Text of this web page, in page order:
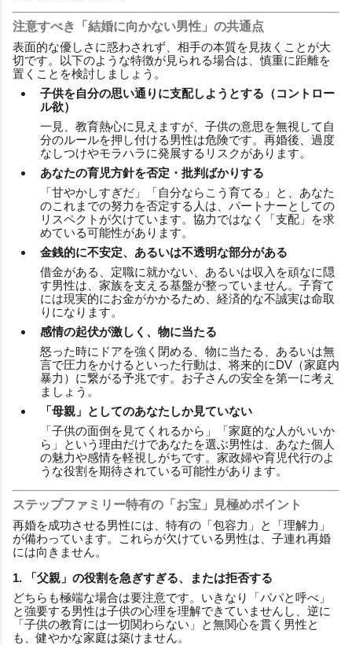
注意すべき「結婚に向かない男性」の共通点
表面的な優しさに惑わされず、相手の本質を見抜くことが大
切です。以下のような特徴が見られる場合は、慎重に距離を
置くことを検討しましょう。
子供を自分の思い通りに支配しようとする（コントロー
ル欲）
一見、教育熱心に見えますが、子供の意思を無視して自
分のルールを押し付ける男性は危険です。再婚後、過度
なしつけやモラハラに発展するリスクがあります。
あなたの育児方針を否定・批判ばかりする
「甘やかしすぎだ」「自分ならこう育てる」と、あなた
のこれまでの努力を否定する人は、パートナーとしての
リスペクトが欠けています。協力ではなく「支配」を求
めている可能性があります。
金銭的に不安定、あるいは不透明な部分がある
借金がある、定職に就かない、あるいは収入を頑なに隠
す男性は、家族を支える基盤が整っていません。子育て
には現実的にお金がかかるため、経済的な不誠実は命取
りになります。
感情の起伏が激しく、物に当たる
怒った時にドアを強く閉める、物に当たる、あるいは無
言で圧力をかけるといった行動は、将来的にDV（家庭内
暴力）に繋がる予兆です。お子さんの安全を第一に考え
ましょう。
「母親」としてのあなたしか見ていない
「子供の面倒を見てくれるから」「家庭的な人がいいか
ら」という理由だけであなたを選ぶ男性は、あなた個人
の魅力や感情を軽視しがちです。家政婦や育児代行のよ
うな役割を期待されている可能性があります。
ステップファミリー特有の「お宝」見極めポイント
再婚を成功させる男性には、特有の「包容力」と「理解力」
が備わっています。これらが欠けている男性は、子連れ再婚
には向きません。
1. 「父親」の役割を急ぎすぎる、または拒否する
どちらも極端な場合は要注意です。いきなり「パパと呼べ」
と強要する男性は子供の心理を理解できていませんし、逆に
「子供の教育には一切関わらない」と無関心を貫く男性と
も、健やかな家庭は築けません。